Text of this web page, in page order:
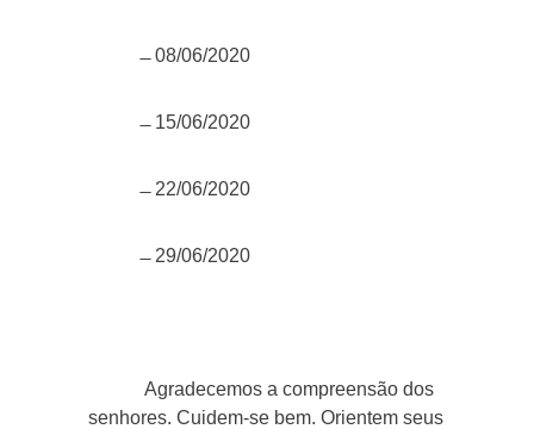
̶ 08/06/2020
̶ 15/06/2020
̶ 22/06/2020
̶ 29/06/2020
Agradecemos a compreensão dos
senhores. Cuidem-se bem. Orientem seus